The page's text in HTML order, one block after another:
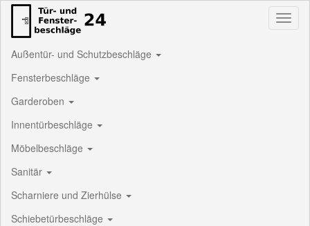
Außentür- und Schutzbeschläge
Fensterbeschläge
Garderoben
Innentürbeschläge
Möbelbeschläge
Sanitär
Scharniere und Zierhülse
Schiebetürbeschläge